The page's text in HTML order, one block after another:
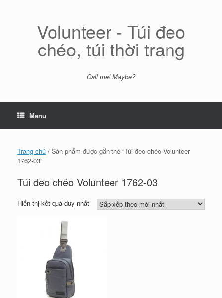
Volunteer - Túi đeo
chéo, túi thời trang
Call me! Maybe?
Menu
Trang chủ / Sản phẩm được gắn thẻ “Túi đeo chéo Volunteer
1762-03”
Túi đeo chéo Volunteer 1762-03
Hiển thị kết quả duy nhất